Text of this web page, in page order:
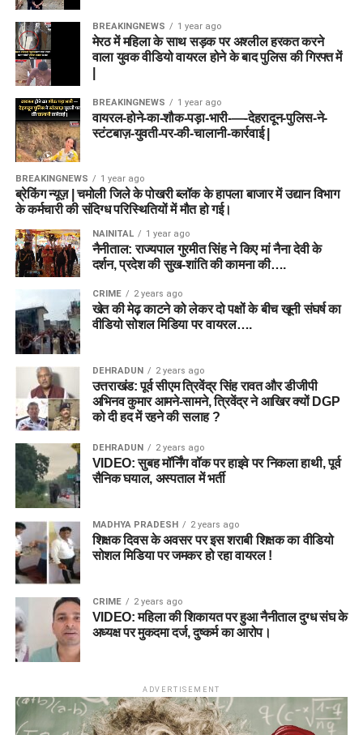
BREAKINGNEWS 1 year ago
मेरठ में महिला के साथ सड़क पर अश्लील हरकत करने
वाला युवक वीडियो वायरल होने के बाद पुलिस की गिरफ्त में
BREAKINGNEWS 1 year ago
वायरल-होने-का-शौक-पड़ा-भारी-—-देहरादून-पुलिस-ने-
स्टंटबाज़-युवती-पर-की-चालानी-कार्रवाई |
BREAKINGNEWS 1 year ago
ब्रेकिंग न्यूज़ | चमोली जिले के पोखरी ब्लॉक के हापला बाजार में उद्यान विभाग
के कर्मचारी की संदिग्ध परिस्थितियों में मौत हो गई।
NAINITAL 1 year ago
नैनीताल: राज्यपाल गुरमीत सिंह ने किए मां नैना देवी के
दर्शन, प्रदेश की सुख-शांति की कामना की….
CRIME 2 years ago
खेत की मेढ़ काटने को लेकर दो पक्षों के बीच खूनी संघर्ष का
वीडियो सोशल मिडिया पर वायरल….
DEHRADUN 2 years ago
उत्तराखंड: पूर्व सीएम त्रिवेंद्र सिंह रावत और डीजीपी
अभिनव कुमार आमने-सामने, त्रिवेंद्र ने आखिर क्यों DGP
को दी हद में रहने की सलाह ?
DEHRADUN 2 years ago
VIDEO: सुबह मॉर्निंग वॉक पर हाइवे पर निकला हाथी, पूर्व
सैनिक घयाल, अस्पताल में भर्ती
MADHYA PRADESH 2 years ago
शिक्षक दिवस के अवसर पर इस शराबी शिक्षक का वीडियो
सोशल मिडिया पर जमकर हो रहा वायरल !
CRIME 2 years ago
VIDEO: महिला की शिकायत पर हुआ नैनीताल दुग्ध संघ के
अध्यक्ष पर मुकदमा दर्ज, दुष्कर्म का आरोप।
ADVERTISEMENT